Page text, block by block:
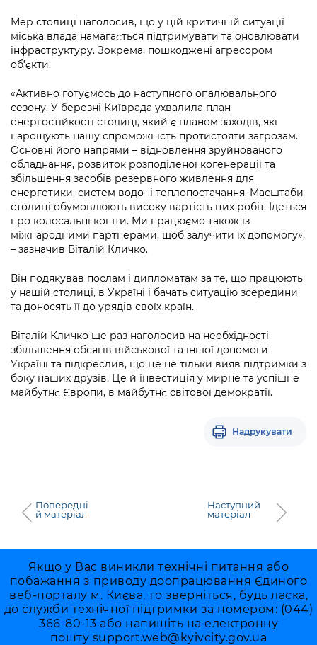
Мер столиці наголосив, що у цій критичній ситуації
міська влада намагається підтримувати та оновлювати
інфраструктуру. Зокрема, пошкоджені агресором
об’єкти.
«Активно готуємось до наступного опалювального
сезону. У березні Київрада ухвалила план
енергостійкості столиці, який є планом заходів, які
нарощують нашу спроможність протистояти загрозам.
Основні його напрями – відновлення зруйнованого
обладнання, розвиток розподіленої когенерації та
збільшення засобів резервного живлення для
енергетики, систем водо- і теплопостачання. Масштаби
столиці обумовлюють високу вартість цих робіт. Ідеться
про колосальні кошти. Ми працюємо також із
міжнародними партнерами, щоб залучити їх допомогу»,
– зазначив Віталій Кличко.
Він подякував послам і дипломатам за те, що працюють
у нашій столиці, в Україні і бачать ситуацію зсередини
та доносять її до урядів своїх країн.
Віталій Кличко ще раз наголосив на необхідності
збільшення обсягів військової та іншої допомоги
Україні та підкреслив, що це не тільки вияв підтримки з
боку наших друзів. Це й інвестиція у мирне та успішне
майбутнє Європи, в майбутнє світової демократії.
Надрукувати
Попередні
й матеріал
Наступний
матеріал
Якщо у Вас виникли технічні питання або
побажання з приводу доопрацювання Єдиного
веб-порталу м. Києва, то зверніться, будь ласка,
до служби технічної підтримки за номером: (044)
366-80-13 або напишіть на електронну
пошту support.web@kyivcity.gov.ua